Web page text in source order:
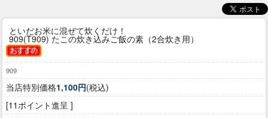
といだお米に混ぜて炊くだけ！
909(T909) たこの炊き込みご飯の素（2合炊き用）
909
当店特別価格1,100円(税込)
[11ポイント進呈 ]